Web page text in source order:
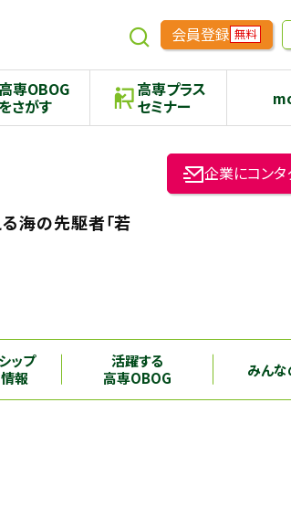
会員登録 無料
高専OBOG
をさがす
高専プラス
セミナー
高専生コ
本科5年
の先駆者「若
企業にコンタ
ップ
情報
活躍する
高専OBOG
みん